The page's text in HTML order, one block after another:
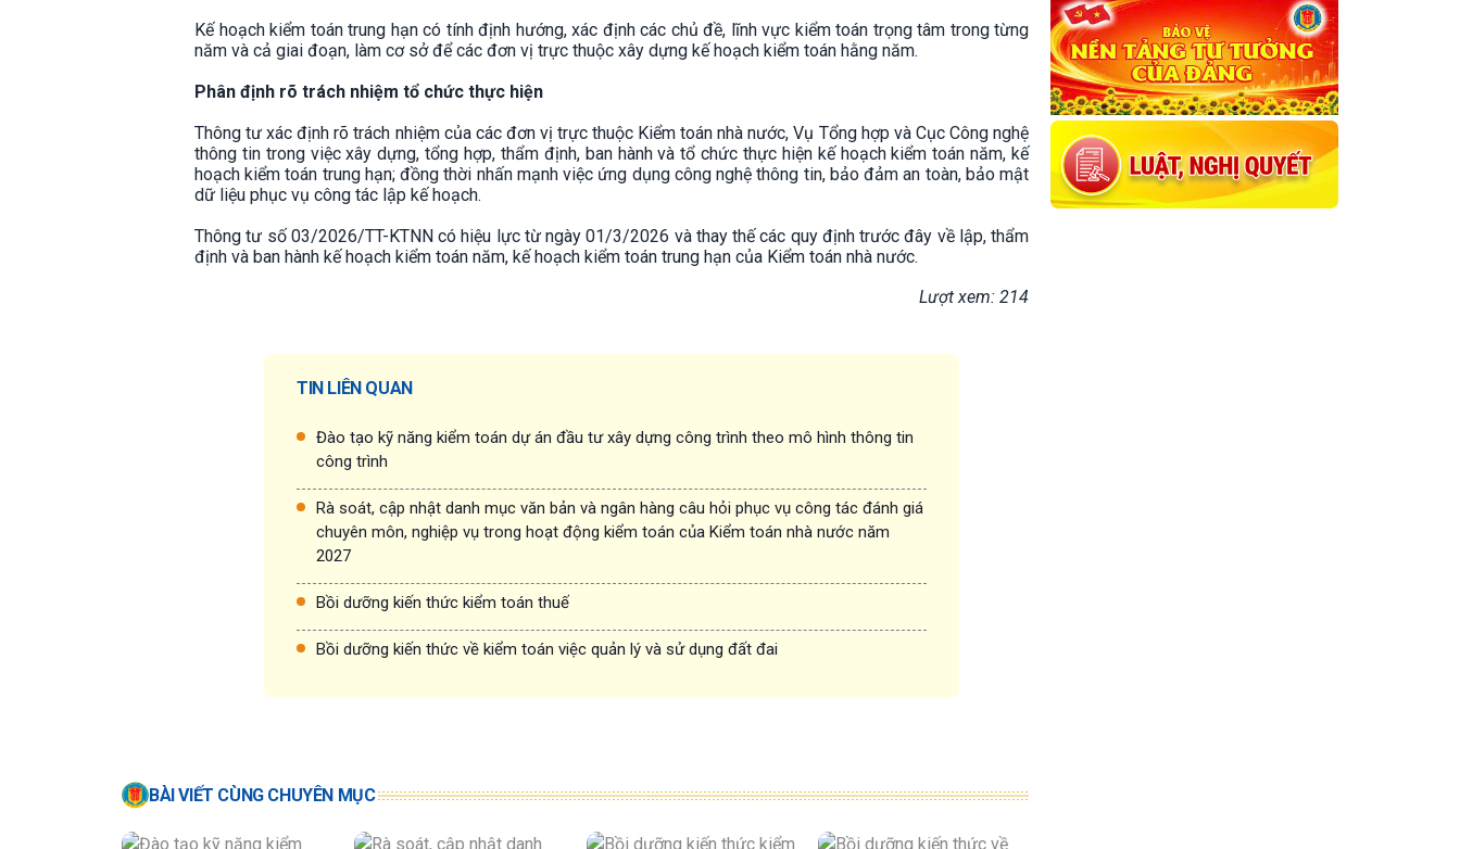
Kế hoạch kiểm toán trung hạn có tính định hướng, xác định các chủ đề, lĩnh vực kiểm toán trọng tâm trong từng
năm và cả giai đoạn, làm cơ sở để các đơn vị trực thuộc xây dựng kế hoạch kiểm toán hằng năm.
Phân định rõ trách nhiệm tổ chức thực hiện
Thông tư xác định rõ trách nhiệm của các đơn vị trực thuộc Kiểm toán nhà nước, Vụ Tổng hợp và Cục Công nghệ
thông tin trong việc xây dựng, tổng hợp, thẩm định, ban hành và tổ chức thực hiện kế hoạch kiểm toán năm, kế
hoạch kiểm toán trung hạn; đồng thời nhấn mạnh việc ứng dụng công nghệ thông tin, bảo đảm an toàn, bảo mật
dữ liệu phục vụ công tác lập kế hoạch.
Thông tư số 03/2026/TT-KTNN có hiệu lực từ ngày 01/3/2026 và thay thế các quy định trước đây về lập, thẩm
định và ban hành kế hoạch kiểm toán năm, kế hoạch kiểm toán trung hạn của Kiểm toán nhà nước.
Lượt xem: 214
TIN LIÊN QUAN
Đào tạo kỹ năng kiểm toán dự án đầu tư xây dựng công trình theo mô hình thông tin
công trình
Rà soát, cập nhật danh mục văn bản và ngân hàng câu hỏi phục vụ công tác đánh giá
chuyên môn, nghiệp vụ trong hoạt động kiểm toán của Kiểm toán nhà nước năm
2027
Bồi dưỡng kiến thức kiểm toán thuế
Bồi dưỡng kiến thức về kiểm toán việc quản lý và sử dụng đất đai
BÀI VIẾT CÙNG CHUYÊN MỤC